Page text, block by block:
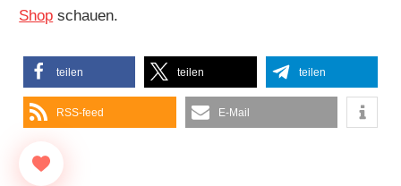
Shop schauen.
teilen teilen teilen
RSS-feed E-Mail